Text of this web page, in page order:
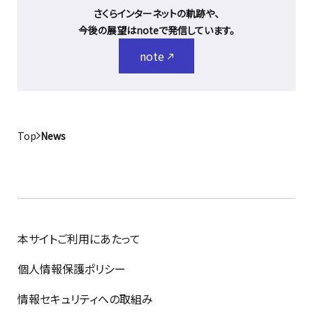
さくらインターネットの軌跡や、
今後の展望はnoteで発信しています。
note
Top News
本サイトご利用にあたって
個人情報保護ポリシー
情報セキュリティへの取組み